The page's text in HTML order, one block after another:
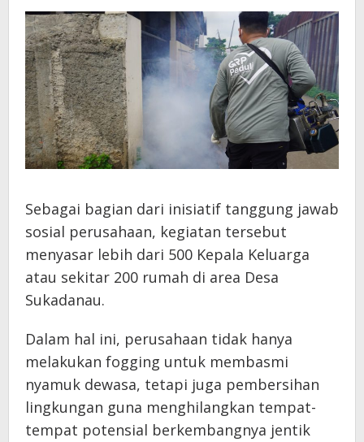
Sebagai bagian dari inisiatif tanggung jawab
sosial perusahaan, kegiatan tersebut
menyasar lebih dari 500 Kepala Keluarga
atau sekitar 200 rumah di area Desa
Sukadanau.
Dalam hal ini, perusahaan tidak hanya
melakukan fogging untuk membasmi
nyamuk dewasa, tetapi juga pembersihan
lingkungan guna menghilangkan tempat-
tempat potensial berkembangnya jentik